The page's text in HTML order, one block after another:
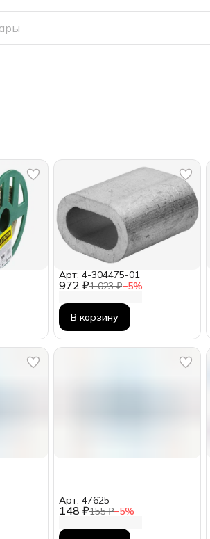
972 ₽1 023 ₽−5%
Арт: 4-304475-01
В корзину
148 ₽155 ₽−5%
Арт: 47625